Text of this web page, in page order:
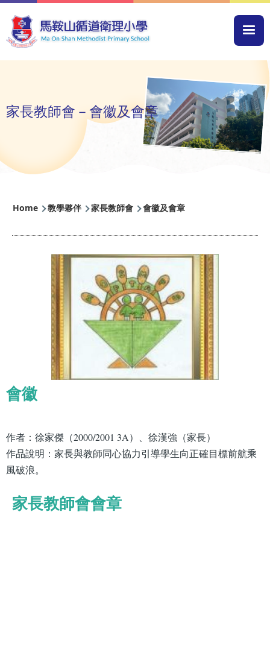
Skip to main content
家長教師會－會徽及會章
Breadcrumb
Home 教學夥伴 家長教師會 會徽及會章
會徽
作者：徐家傑（2000/2001 3A）、徐漢強（家長）
作品說明：家長與教師同心協力引導學生向正確目標前航乘
風破浪。
家長教師會會章